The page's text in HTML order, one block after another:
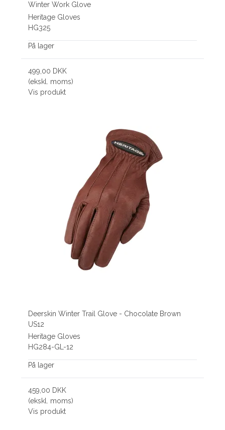
Winter Work Glove
Heritage Gloves
HG325
På lager
499,00 DKK
(ekskl. moms)
Vis produkt
Deerskin Winter Trail Glove - Chocolate Brown
US12
Heritage Gloves
HG284-GL-12
På lager
459,00 DKK
(ekskl. moms)
Vis produkt